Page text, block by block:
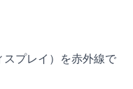
プレイ）を赤外線で